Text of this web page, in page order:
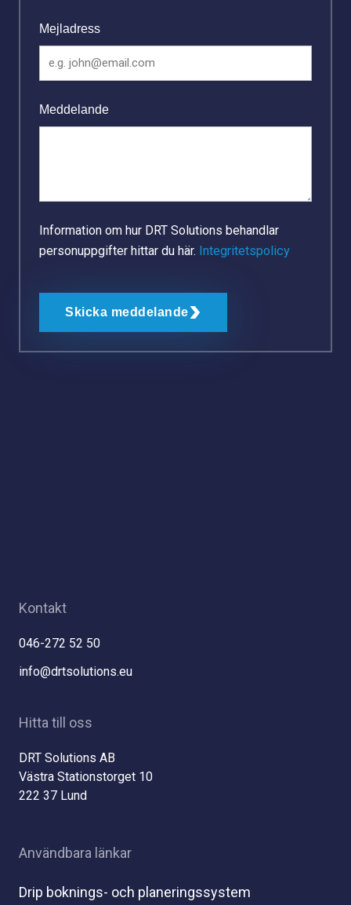
Mejladress
Meddelande
Information om hur DRT Solutions behandlar
personuppgifter hittar du här. Integritetspolicy
Skicka meddelande
Kontakt
046-272 52 50
info@drtsolutions.eu
Hitta till oss
DRT Solutions AB
Västra Stationstorget 10
222 37 Lund
Användbara länkar
Drip boknings- och planeringssystem